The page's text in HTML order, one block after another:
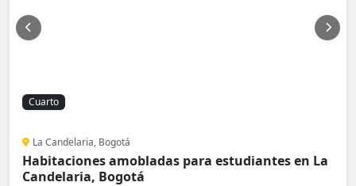
Cuarto
La Candelaria, Bogotá
Habitaciones amobladas para estudiantes en La
Candelaria, Bogotá